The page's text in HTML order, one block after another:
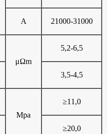
A 21000-31000
μΩm
5,2-6,5
3,5-4,5
Mpa
≥11,0
≥20,0